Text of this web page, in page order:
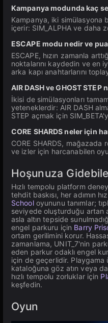
Kampanya modunda kaç
Kampanya, iki simülasyona
içerir: SIM_ALPHA ve daha
ESCAPE modu nedir ve
ESCAPE, hızın zamanla
noktalarını kaydedin ve en
arka kapı anahtarlarını
AIR DASH ve GHOST STEP
İkisi de simülasyonları
yeteneklerdir: AIR DASH
STEP açmak için
CORE SHARDS neler için
CORE SHARDS,
ve izler için harcanabilen
Hoşunuza
Hızlı tempolu platform
tehdit baskısı, her adımın
Schooloyununu tanımlar;
seviyede oluşturduğu artan
asla altın tepside
engel parkuru için Barry
ortam gerilimini korur.
zamanlama, UNIT_7'nin
eden parkur odaklı engel
için de geçerlidir. Playgama
kataloğuna göz atın veya
hızlı tempolu zorluklar için
keşfedin.
Oyun